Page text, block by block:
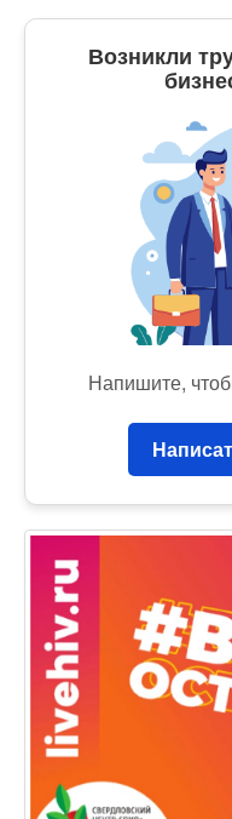
Возникли
Напишите,